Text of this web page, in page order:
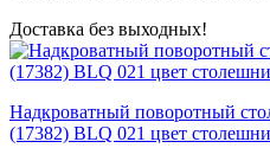
Доставка без выходных!
Надкроватный поворотный
(17382) BLQ 021 цвет